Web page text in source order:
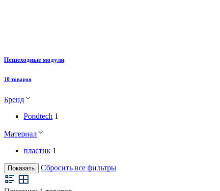
Пешеходные модули
10 товаров
Бренд
Pondtech 1
Материал
пластик 1
Показать Сбросить все фильтры